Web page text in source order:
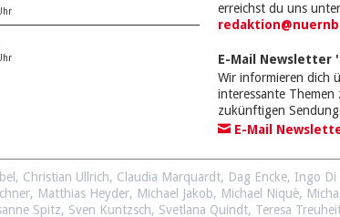
erreichst du uns
E-Mail Newsletter
Wir informieren dich
interessante Themen
zukünftigen
E-Mail
, Christian Ullrich, Claudia Marquardt, Dag Encke, Ingo Di
, Matthias Heyder, Michael Jakob, Michael Niquè,
Spitz, Sven Kuntzsch, Svetlana Quindt, Teresa